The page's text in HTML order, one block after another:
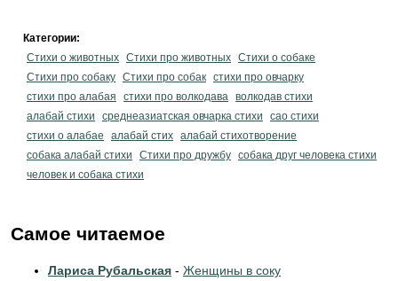
Категории:
Стихи о животных Стихи про животных Стихи о собаке
Стихи про собаку Стихи про собак стихи про овчарку
стихи про алабая
стихи про волкодава волкодав стихи
алабай стихи
среднеазиатская овчарка стихи
сао стихи
стихи о алабае
алабай стих алабай стихотворение
собака алабай стихи
Стихи про дружбу собака друг человека стихи
человек и собака стихи
Самое читаемое
Лариса Рубальская - Женщины в соку